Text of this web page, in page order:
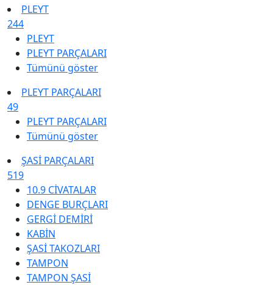
PLEYT
244
PLEYT
PLEYT PARÇALARI
Tümünü göster
PLEYT PARÇALARI
49
PLEYT PARÇALARI
Tümünü göster
ŞASİ PARÇALARI
519
10.9 CİVATALAR
DENGE BURÇLARI
GERGİ DEMİRİ
KABİN
ŞASİ TAKOZLARI
TAMPON
TAMPON ŞASİ